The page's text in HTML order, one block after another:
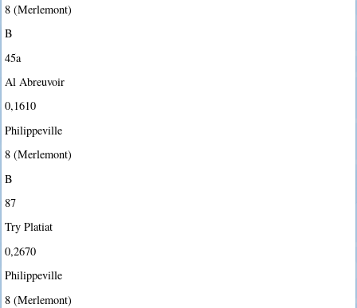
8 (Merlemont)
B
45a
Al Abreuvoir
0,1610
Philippeville
8 (Merlemont)
B
87
Try Platiat
0,2670
Philippeville
8 (Merlemont)